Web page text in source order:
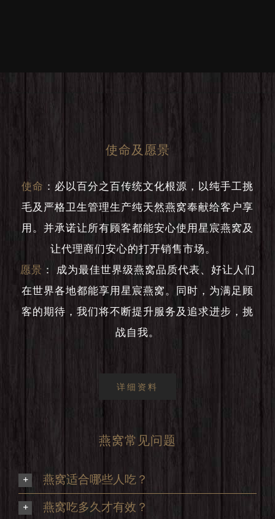
使命及愿景
使命 ： 必以百分之百传统文化根源，以纯手工挑
毛及严格卫生管理生产纯天然燕窝奉献给客户享
用。并承诺让所有顾客都能安心使用星宸燕窝及
让代理商们安心的打开销售市场。
愿景 ：
成为最佳世界级燕窝品质代表、好让人们
在世界各地都能享用星宸燕窝。同时，为满足顾
客的期待，我们将不断提升服务及追求进步，挑
战自我。
详细资料
燕窝常见问题
燕窝适合哪些人吃？
燕窝吃多久才有效？